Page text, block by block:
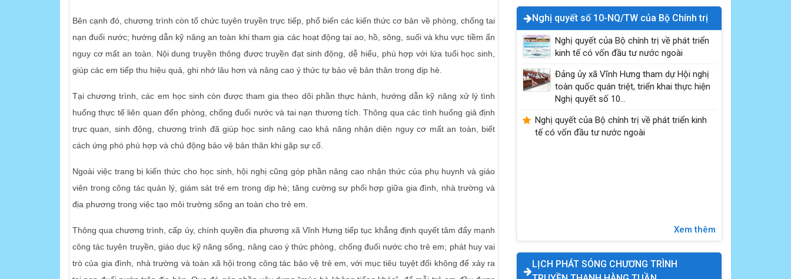
Bên cạnh đó, chương trình còn tổ chức tuyên truyền trực tiếp, phổ biến các kiến thức cơ bản về phòng, chống tai
nạn đuối nước; hướng dẫn kỹ năng an toàn khi tham gia các hoạt động tại ao, hồ, sông, suối và khu vực tiềm ẩn
nguy cơ mất an toàn. Nội dung truyền thông được truyền đạt sinh động, dễ hiểu, phù hợp với lứa tuổi học sinh,
giúp các em tiếp thu hiệu quả, ghi nhớ lâu hơn và nâng cao ý thức tự bảo vệ bản thân trong dịp hè.
Tại chương trình, các em học sinh còn được tham gia theo dõi phần thực hành, hướng dẫn kỹ năng xử lý tình
huống thực tế liên quan đến phòng, chống đuối nước và tai nạn thương tích. Thông qua các tình huống giả định
trực quan, sinh động, chương trình đã giúp học sinh nâng cao khả năng nhận diện nguy cơ mất an toàn, biết
cách ứng phó phù hợp và chủ động bảo vệ bản thân khi gặp sự cố.
Ngoài việc trang bị kiến thức cho học sinh, hội nghị cũng góp phần nâng cao nhận thức của phụ huynh và giáo
viên trong công tác quản lý, giám sát trẻ em trong dịp hè; tăng cường sự phối hợp giữa gia đình, nhà trường và
địa phương trong việc tạo môi trường sống an toàn cho trẻ em.
Thông qua chương trình, cấp ủy, chính quyền địa phương xã Vĩnh Hưng tiếp tục khẳng định quyết tâm đẩy mạnh
công tác tuyên truyền, giáo dục kỹ năng sống, nâng cao ý thức phòng, chống đuối nước cho trẻ em; phát huy vai
trò của gia đình, nhà trường và toàn xã hội trong công tác bảo vệ trẻ em, với mục tiêu tuyệt đối không để xảy ra
Nghị quyết số 10-NQ/TW của Bộ Chính trị
Nghị quyết của Bộ chính trị về phát triển
kinh tế có vốn đầu tư nước ngoài
Đảng ủy xã Vĩnh Hưng tham dự Hội nghị
toàn quốc quán triệt, triển khai thực hiện
Nghị quyết số 10...
Nghị quyết của Bộ chính trị về phát triển kinh
tế có vốn đầu tư nước ngoài
Xem thêm
LỊCH PHÁT SÓNG CHƯƠNG TRÌNH